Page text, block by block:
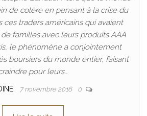
de colère en pensant à la crise du
ces traders américains qui avaient
familles avec leurs produits AAA
le phénomène a conjointement
boursiers du monde entier, faisant
pour leurs…
7 novembre 2016 0